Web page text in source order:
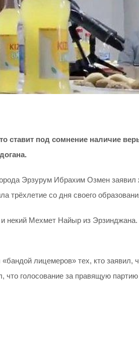
ставит под сомнение наличие
Эрзурум Ибрахим Озмен заявил
трёхлетие со дня своего
некий Мехмет Найыр из
лицемеров» тех, кто заявил,
голосование за правящую